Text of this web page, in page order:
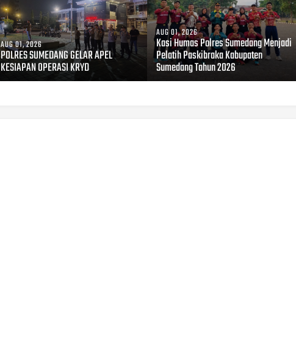
AUG 01, 2026
POLRES SUMEDANG GELAR APEL
KESIAPAN OPERASI KRYD
AUG 01, 2026
Kasi Humas Polres Sumedang Menjadi
Pelatih Paskibraka Kabupaten
Sumedang Tahun 2026